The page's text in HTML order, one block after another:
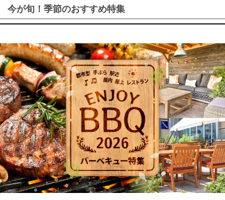
今が旬！季節のおすすめ特集